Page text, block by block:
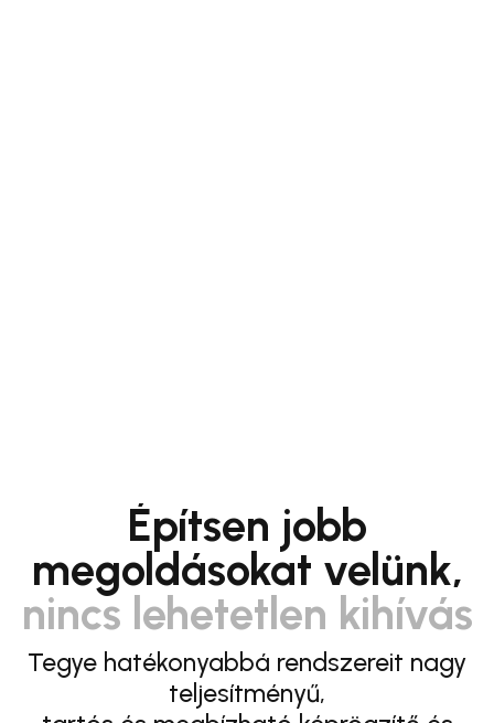
Építsen jobb
megoldásokat velünk,
nincs lehetetlen kihívás
Tegye hatékonyabbá rendszereit nagy
teljesítményű,